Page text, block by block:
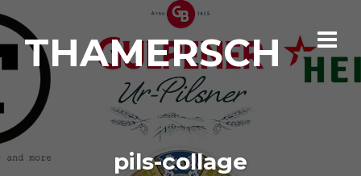
THAMERSCH
pils-collage